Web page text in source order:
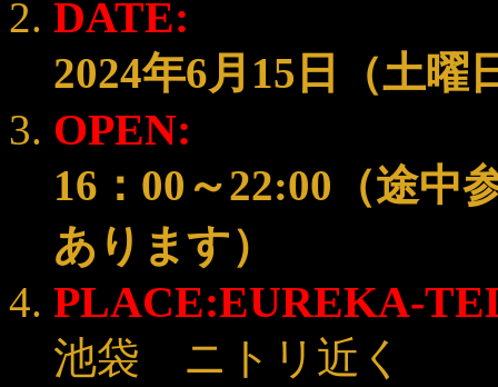
DATE:
2024年6月15日（土曜
OPEN:
16：00～22:00（途中
あります）
PLACE:EUREKA-
池袋 ニトリ近く